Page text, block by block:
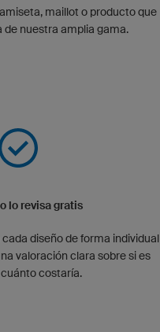
maillot o producto que
de nuestra amplia gama.
lo revisa gratis
diseño de forma individual
valoración clara sobre si es
costaría.